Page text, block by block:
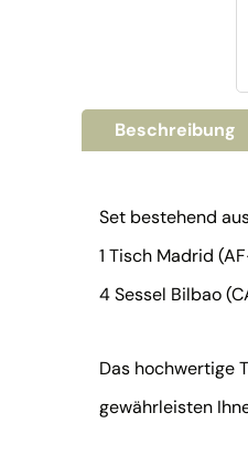
Beschreibung
Set bestehend
1 Tisch Madrid
4 Sessel Bilbao
Das hochwertige
gewährleisten